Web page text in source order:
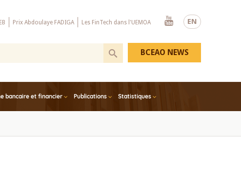
EN
Prix Abdoulaye FADIGA Les FinTech dans l'UEMOA
Youtube
bancaire et financier Publications Statistiques
BCEAO NEWS